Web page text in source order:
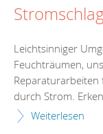
Stromschlag
Leichtsinniger
Feuchträumen,
durch Strom.
Weiterlesen